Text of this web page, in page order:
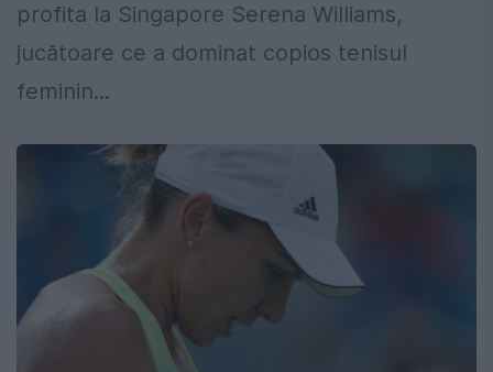
profita la Singapore Serena Williams,
jucătoare ce a dominat copios tenisul
feminin...